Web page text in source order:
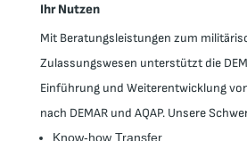
Ihr Nutzen
Mit Beratungsleistungen zum
Zulassungswesen unterstützt die
Einführung und Weiterentwicklung
nach DEMAR und AQAP. Unsere
Know-how Transfer